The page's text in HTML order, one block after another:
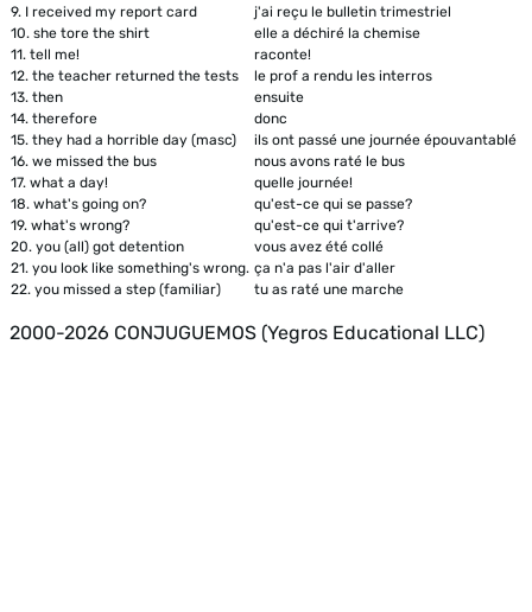
9. I received my report card
j'ai reçu le bulletin trimestriel
10. she tore the shirt
elle a déchiré la chemise
11. tell me!
raconte!
12. the teacher returned the tests
le prof a rendu les interros
13. then
ensuite
14. therefore
donc
15. they had a horrible day (masc)
ils ont passé une journée épouvantablé
16. we missed the bus
nous avons raté le bus
17. what a day!
quelle journée!
18. what's going on?
qu'est-ce qui se passe?
19. what's wrong?
qu'est-ce qui t'arrive?
20. you (all) got detention
vous avez été collé
21. you look like something's wrong. ça n'a pas l'air d'aller
22. you missed a step (familiar) tu as raté une marche
2000-2026 CONJUGUEMOS (Yegros Educational LLC)